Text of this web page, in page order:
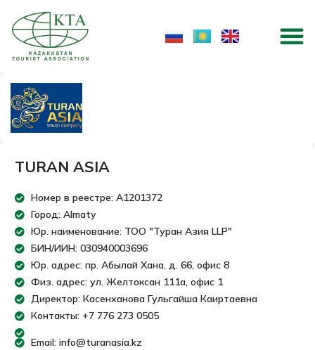
content
TURAN ASIA
Номер в реестре: A1201372
Город: Almaty
Юр. наименование: ТОО "Туран Азия LLP"
БИН/ИИН: 030940003696
Юр. адрес: пр. Абылай Хана, д. 66, офис 8
Физ. адрес: ул. Желтоксан 111а, офис 1
Директор: Касенханова Гульгайша Каиртаевна
Контакты: +7 776 273 0505
Email: info@turanasia.kz